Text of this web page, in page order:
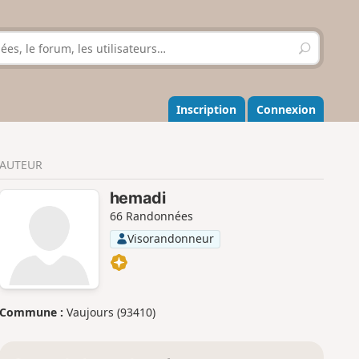
R
e
h
e
r
r
Inscription Connexion
AUTEUR
hemadi
66 Randonnées
Visorandonneur
Commune : Vaujours (93410)